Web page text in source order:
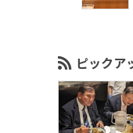
ピックア